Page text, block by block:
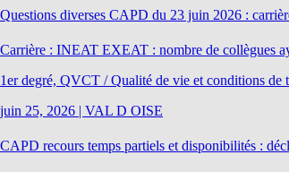
Questions diverses CAPD du 23 juin 2026 :
Carrière : INEAT EXEAT : nombre de collègues
1er degré, QVCT / Qualité de vie et conditions de
juin 25, 2026 | VAL D OISE
CAPD recours temps partiels et disponibilités :